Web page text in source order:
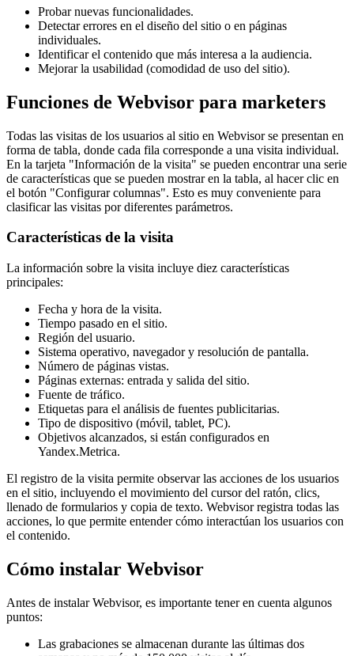
Probar nuevas funcionalidades.
Detectar errores en el diseño del sitio o en páginas
individuales.
Identificar el contenido que más interesa a la audiencia.
Mejorar la usabilidad (comodidad de uso del sitio).
Funciones de Webvisor para marketers
Todas las visitas de los usuarios al sitio en Webvisor se presentan en
forma de tabla, donde cada fila corresponde a una visita individual.
En la tarjeta "Información de la visita" se pueden encontrar una serie
de características que se pueden mostrar en la tabla, al hacer clic en
el botón "Configurar columnas". Esto es muy conveniente para
clasificar las visitas por diferentes parámetros.
Características de la visita
La información sobre la visita incluye diez características
principales:
Fecha y hora de la visita.
Tiempo pasado en el sitio.
Región del usuario.
Sistema operativo, navegador y resolución de pantalla.
Número de páginas vistas.
Páginas externas: entrada y salida del sitio.
Fuente de tráfico.
Etiquetas para el análisis de fuentes publicitarias.
Tipo de dispositivo (móvil, tablet, PC).
Objetivos alcanzados, si están configurados en
Yandex.Metrica.
El registro de la visita permite observar las acciones de los usuarios
en el sitio, incluyendo el movimiento del cursor del ratón, clics,
llenado de formularios y copia de texto. Webvisor registra todas las
acciones, lo que permite entender cómo interactúan los usuarios con
el contenido.
Cómo instalar Webvisor
Antes de instalar Webvisor, es importante tener en cuenta algunos
puntos:
Las grabaciones se almacenan durante las últimas dos